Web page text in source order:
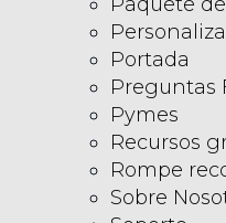
Portada
Preguntas
Pymes
Recursos
Rompe
Sobre